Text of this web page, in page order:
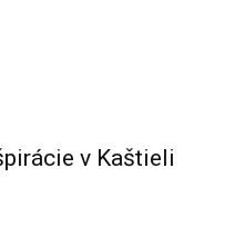
v Kaštieli